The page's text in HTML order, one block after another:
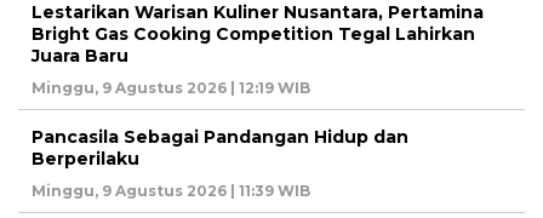
Lestarikan Warisan Kuliner Nusantara, Pertamina
Bright Gas Cooking Competition Tegal Lahirkan
Juara Baru
Minggu, 9 Agustus 2026 | 12:19 WIB
Pancasila Sebagai Pandangan Hidup dan
Berperilaku
Minggu, 9 Agustus 2026 | 11:39 WIB